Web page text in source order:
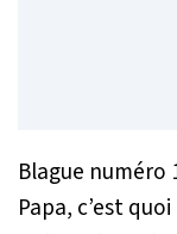
Blague numéro
Papa, c’est